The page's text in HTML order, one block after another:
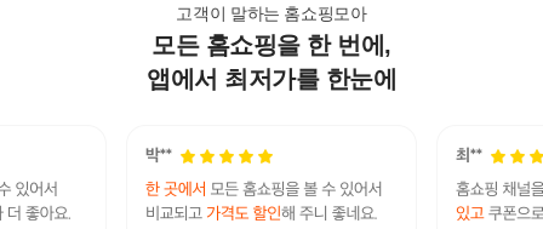
고객이 말하는 홈쇼핑모아
모든 홈쇼핑을 한 번에,
앱에서 최저가를 한눈에
스틸 원석 팔찌 3 재물운 삼재 소원성취
액막이 염주 흑요석 1+
1 팔찌세트
17,550원
생일선물 남자 팔찌 뫼
비우스 미니멀 디자인
12,980
컬스